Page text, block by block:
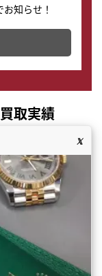
知らせ！
出来ます。
取実績